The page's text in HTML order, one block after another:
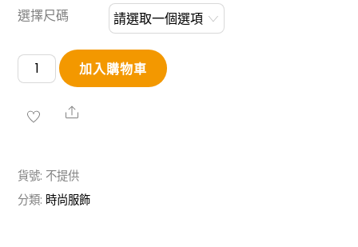
選擇尺碼
新
Alo
喇
叭
加入購物車
Share
貨號: 不提供
分類: 時尚服飾